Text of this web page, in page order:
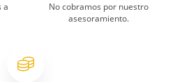
a
No cobramos por nuestro
asesoramiento.